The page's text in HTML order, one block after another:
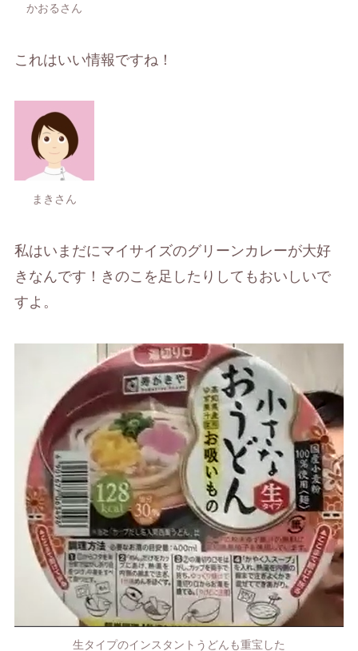
かおるさん
これはいい情報ですね！
まきさん
私はいまだにマイサイズのグリーンカレーが大好
きなんです！きのこを足したりしてもおいしいで
すよ。
生タイプのインスタントうどんも重宝した